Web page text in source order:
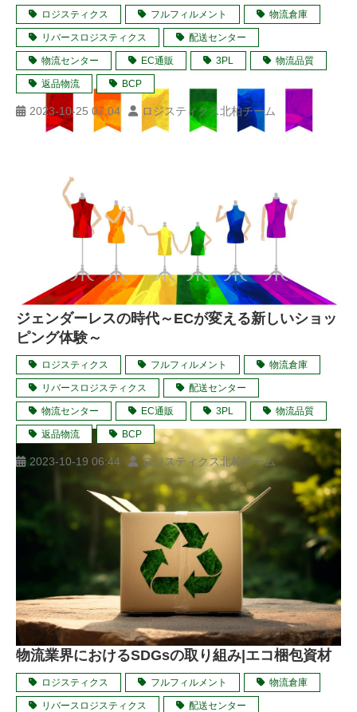
ロジスティクス フルフィルメント 物流倉庫
リバースロジスティクス 配送センター
物流センター EC通販 3PL 物流品質
返品物流 BCP
2023-10-25 07:04 ロジスティクス北柏チーム
ジェンダーレスの時代～ECが変える新しいショッ
ピング体験～
ロジスティクス フルフィルメント 物流倉庫
リバースロジスティクス 配送センター
物流センター EC通販 3PL 物流品質
返品物流 BCP
2023-10-19 06:44 ロジスティクス北柏チーム
物流業界におけるSDGsの取り組み|エコ梱包資材
ロジスティクス フルフィルメント 物流倉庫
リバースロジスティクス 配送センター